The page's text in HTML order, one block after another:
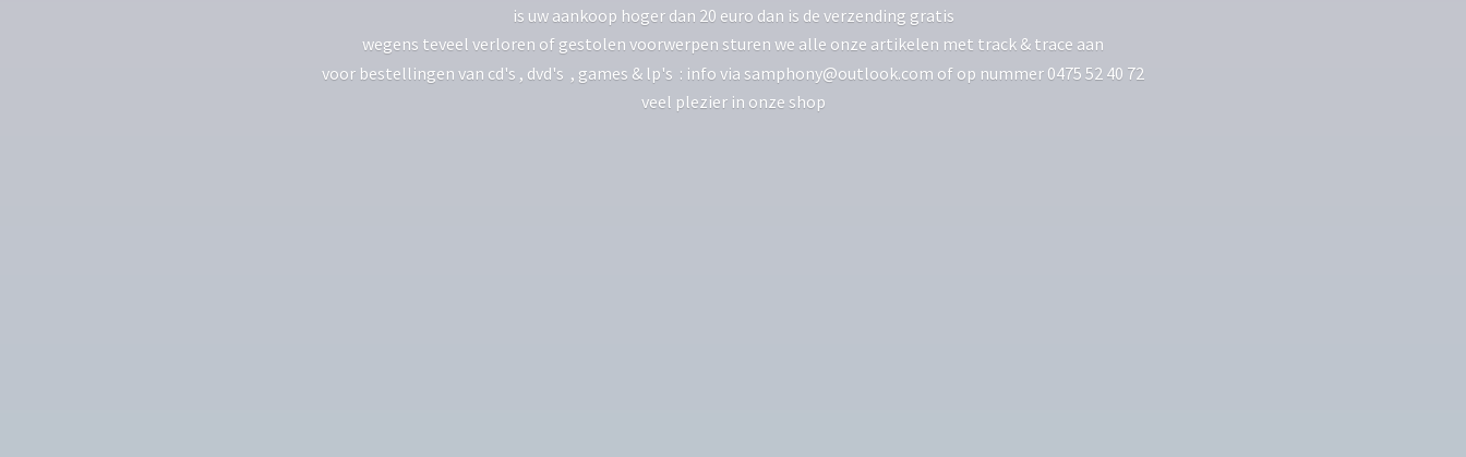
is uw aankoop hoger dan 20 euro dan is de verzending gratis
wegens teveel verloren of gestolen voorwerpen sturen we alle onze artikelen met track & trace aan
voor bestellingen van cd's , dvd's , games & lp's : info via samphony@outlook.com of op nummer 0475 52 40 72
veel plezier in onze shop